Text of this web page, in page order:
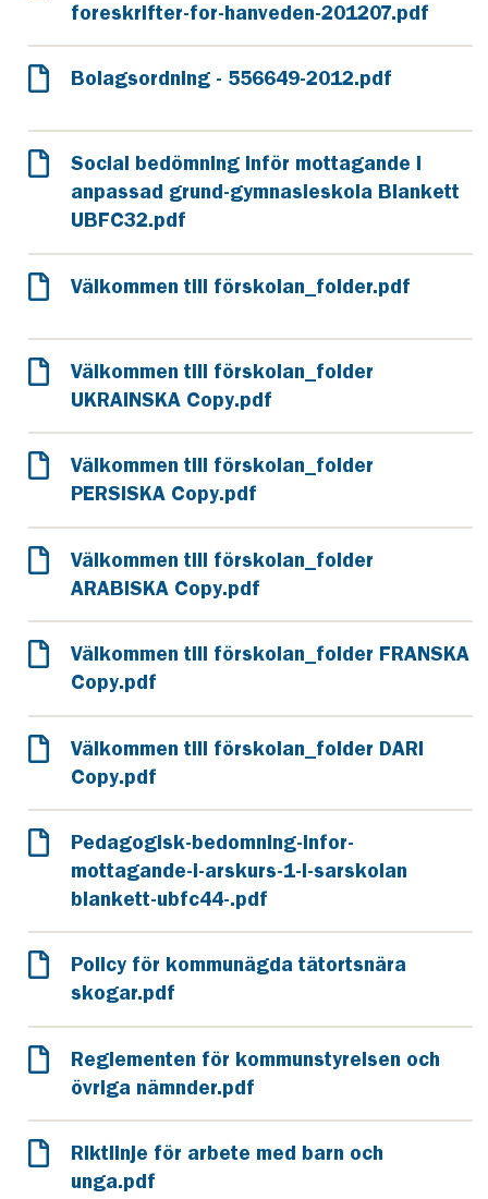
foreskrifter-for-hanveden-201207.pdf
Bolagsordning - 556649-2012.pdf
Social bedömning inför mottagande i
anpassad grund-gymnasieskola Blankett
UBFC32.pdf
Välkommen till förskolan_folder.pdf
Välkommen till förskolan_folder
UKRAINSKA Copy.pdf
Välkommen till förskolan_folder
PERSISKA Copy.pdf
Välkommen till förskolan_folder
ARABISKA Copy.pdf
Välkommen till förskolan_folder FRANSKA
Copy.pdf
Välkommen till förskolan_folder DARI
Copy.pdf
Pedagogisk-bedomning-infor-
mottagande-i-arskurs-1-i-sarskolan
blankett-ubfc44-.pdf
Policy för kommunägda tätortsnära
skogar.pdf
Reglementen för kommunstyrelsen och
övriga nämnder.pdf
Riktlinje för arbete med barn och
unga.pdf